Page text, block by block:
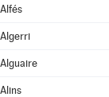
Alfés
Algerri
Alguaire
Alins